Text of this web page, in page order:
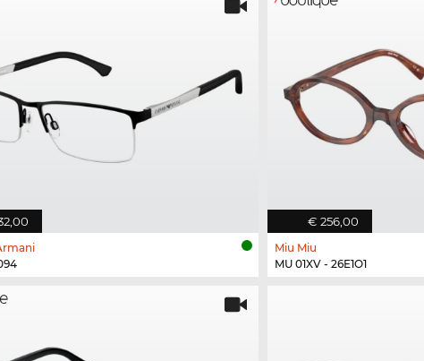
€ 256,00
Miu Miu
MU 01XV - 26E1O1